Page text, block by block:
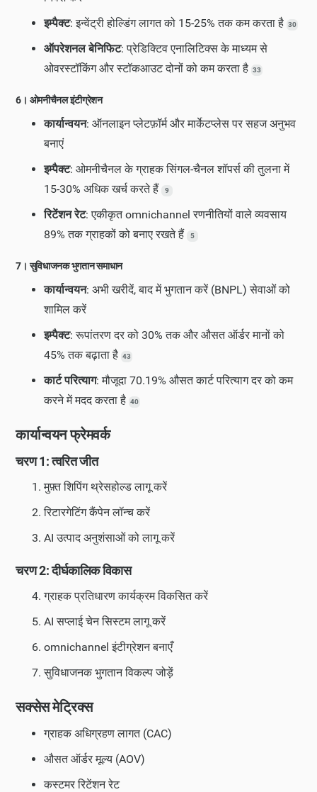
इम्पैक्ट: इन्वेंट्री होल्डिंग लागत को 15-25% तक कम करता है 30
ऑपरेशनल बेनिफिट: प्रेडिक्टिव एनालिटिक्स के माध्यम से
ओवरस्टॉकिंग और स्टॉकआउट दोनों को कम करता है 33
6। ओमनीचैनल इंटीग्रेशन
कार्यान्वयन: ऑनलाइन प्लेटफ़ॉर्म और मार्केटप्लेस पर सहज अनुभव
बनाएं
इम्पैक्ट: ओमनीचैनल के ग्राहक सिंगल-चैनल शॉपर्स की तुलना में
15-30% अधिक खर्च करते हैं
9
रिटेंशन रेट: एकीकृत omnichannel रणनीतियों वाले व्यवसाय
89% तक ग्राहकों को बनाए रखते हैं
5
7। सुविधाजनक भुगतान समाधान
कार्यान्वयन: अभी खरीदें, बाद में भुगतान करें (BNPL) सेवाओं को
शामिल करें
इम्पैक्ट: रूपांतरण दर को 30% तक और औसत ऑर्डर मानों को
45% तक बढ़ाता है 43
कार्ट परित्याग: मौजूदा 70.19% औसत कार्ट परित्याग दर को कम
करने में मदद करता है 40
कार्यान्वयन फ्रेमवर्क
चरण 1: त्वरित जीत
मुफ़्त शिपिंग थ्रेसहोल्ड लागू करें
रिटारगेटिंग कैंपेन लॉन्च करें
AI उत्पाद अनुशंसाओं को लागू करें
चरण 2: दीर्घकालिक विकास
ग्राहक प्रतिधारण कार्यक्रम विकसित करें
AI सप्लाई चेन सिस्टम लागू करें
omnichannel इंटीग्रेशन बनाएँ
सुविधाजनक भुगतान विकल्प जोड़ें
सक्सेस मेट्रिक्स
ग्राहक अधिग्रहण लागत (CAC)
औसत ऑर्डर मूल्य (AOV)
कस्टमर रिटेंशन रेट